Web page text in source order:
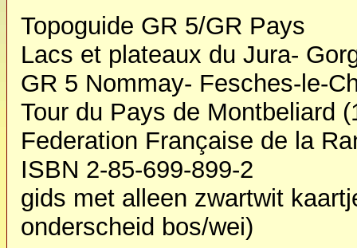
Topoguide GR 5/GR Pays
Lacs et plateaux du Jura-
GR 5 Nommay- Fesches-le-
Tour du Pays de Montbeliard
Federation Française de la
ISBN 2-85-699-899-2
gids met alleen zwartwit
onderscheid bos/wei)